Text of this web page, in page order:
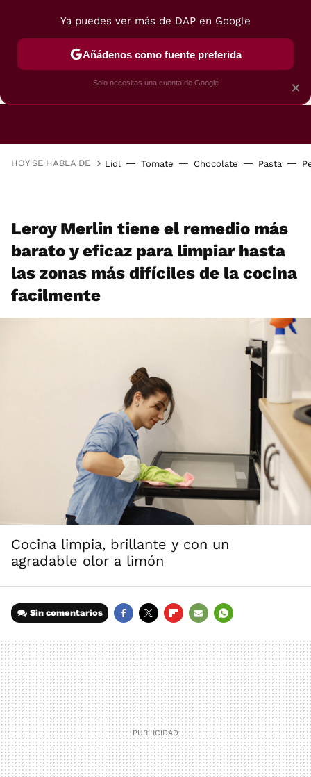
FREIDORAS DE AIRE GUÍAS DE
HOY SE HABLA DE Lidl Tomate Chocolate Pasta
Leroy Merlin tiene el remedio más
barato y eficaz para limpiar hasta
las zonas más difíciles de la cocina
facilmente
Cocina limpia, brillante y con un
agradable olor a limón
Sin comentarios
MAIL
×
Ya puedes ver más de DAP en Google
Añádenos como fuente preferida
Solo necesitas una cuenta de Google